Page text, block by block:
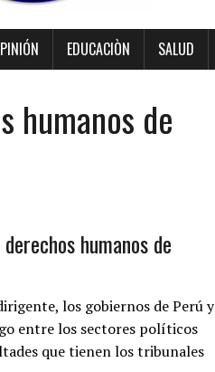
EDUCACIÒN SALUD
humanos de
humanos de
los gobiernos de Perú y
entre los sectores políticos
que tienen los tribunales